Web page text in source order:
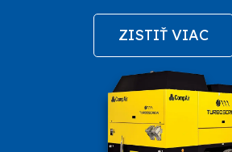
ZISTIŤ VIAC